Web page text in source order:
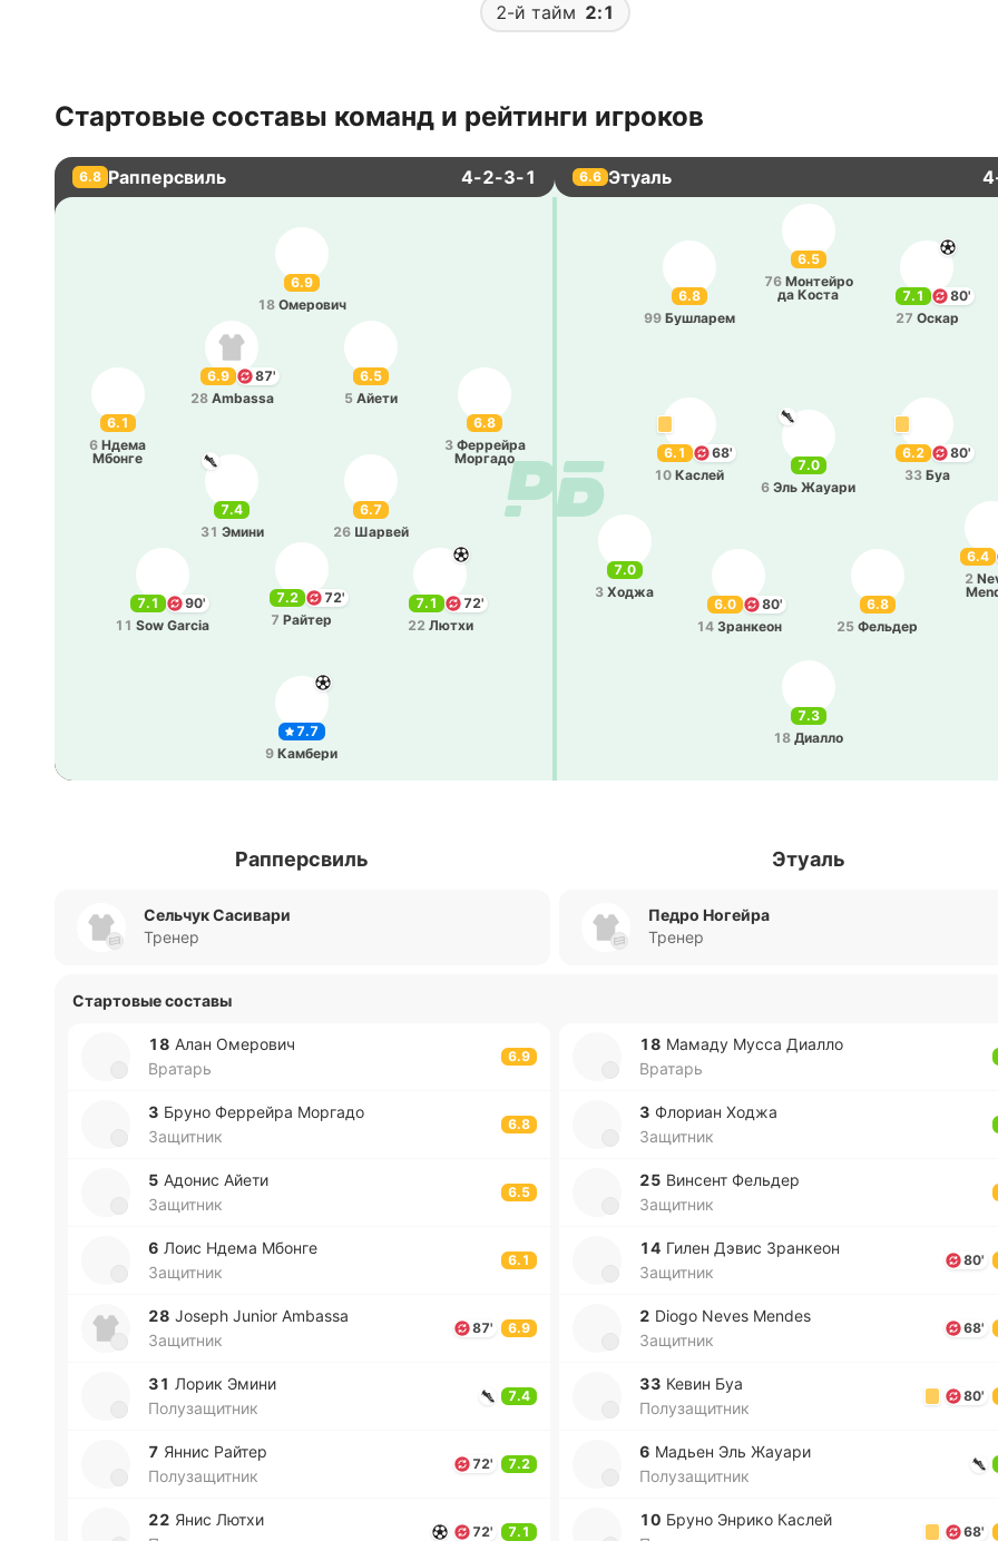
2-й тайм 2:1
Стартовые составы команд и рейтинги игроков
6.8 Рапперсвиль 4-2-3-1 6.6 Этуаль
6.9
18 Оме­ро­вич
6.8
3 Фе­ррей­ра
Мо­рга­до
6.5
5 Айети
6.1
6 Ндема
Мбонге
6.9
87'
28 Ambassa
7.4
31 Эмини
7.2
72'
7 Райтер
7.1
72'
22 Лютхи
6.7
26 Шарвей
7.1
90'
11 Sow Garcia
7.7
9 Ка­мбе­ри
7.3
18 Диалло
7.0
3 Ходжа
6.8
25 Фе­льдер
6.0
80'
14 Зра­нкеон
6.4
2
6.2
80'
33 Буа
7.0
6 Эль Жауари
6.1
68'
10 Каслей
6.8
99 Бу­шла­рем
6.5
76 Мо­нтей­ро
да Коста
7.1
80'
27 Оскар
Рапперсвиль Этуаль
Сельчук Сасивари
Тренер
Педро Ногейра
Тренер
Стартовые составы
18 Алан Оме­ро­вич
Вратарь
6.9
3 Бруно Фе­ррей­ра Мо­рга­до
Защитник
6.8
5 Адонис Айети
Защитник
6.5
6 Лоис Ндема Мбонге
Защитник
6.1
28 Joseph Junior Ambassa
Защитник
87' 6.9
31 Лорик Эмини
Полузащитник
7.4
7 Яннис Райтер
Полузащитник
72' 7.2
22 Янис Лютхи
72' 7.1
18 Мамаду Мусса Диалло
Вратарь
3 Фло­риан Ходжа
Защитник
25 Ви­нсент Фе­льдер
Защитник
14 Гилен Дэвис Зра­нкеон
Защитник
80'
2 Diogo Neves Mendes
Защитник
68'
33 Кевин Буа
Полузащитник
80'
6 Мадьен Эль Жауари
Полузащитник
10 Бруно Энрико Каслей
68'